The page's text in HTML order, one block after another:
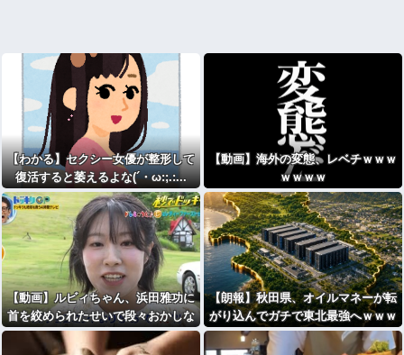
【わかる】セクシー女優が整形して
復活すると萎えるよな(´・ω:;.:...
【動画】海外の変態、レベチｗｗｗ
ｗｗｗｗ
【動画】ルビィちゃん、浜田雅功に
首を絞められたせいで段々おかしな
仕事が増える
【朗報】秋田県、オイルマネーが転
がり込んでガチで東北最強へｗｗｗ
ｗｗｗｗｗｗｗｗｗ